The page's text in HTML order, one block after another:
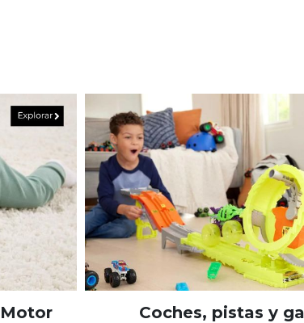
Coches, pistas y